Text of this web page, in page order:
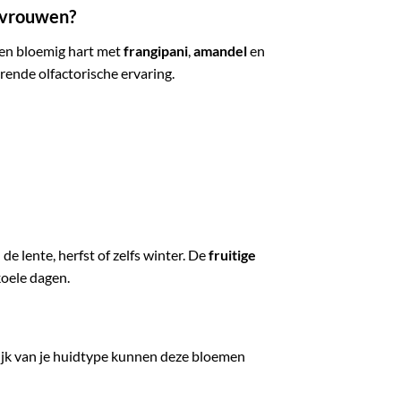
bloemig hart metfrangipani,amandelen
olfactorische ervaring.
lente, herfst of zelfs winter. Defruitige
dagen.
van je huidtype kunnen deze bloemen